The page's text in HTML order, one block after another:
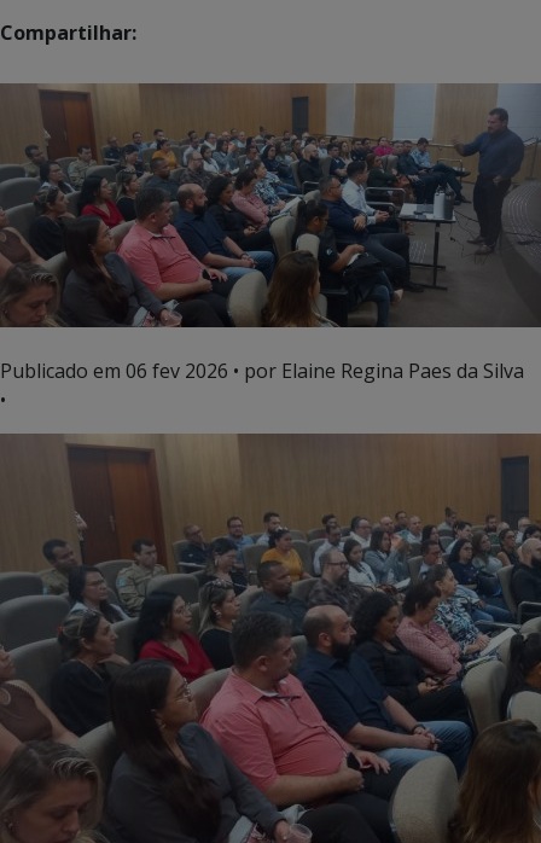
Compartilhar:
Publicado em 06 fev 2026 • por Elaine Regina Paes da Silva
•